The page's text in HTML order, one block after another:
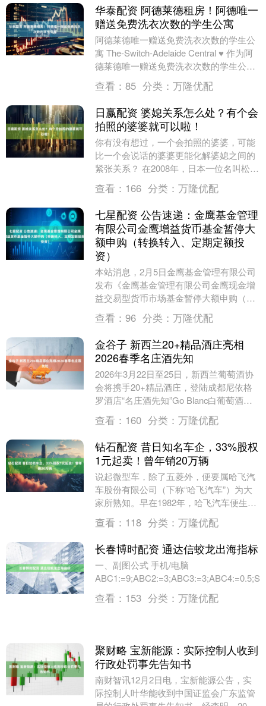
华泰配资 阿德莱德租房！阿德唯一
赠送免费洗衣次数的学生公寓
阿德莱德唯一赠送免费洗衣次数的学生公
寓 The-Switch-Adelaide Central ♥ 作为阿
德莱德唯一赠送免费洗衣次数的学生公
寓， The Swi....
查看： 85 分类： 万隆优配
日赢配资 婆媳关系怎么处？有个会
拍照的婆婆就可以啦！
你有没有想过，一个会拍照的婆婆，可能
比一个会说话的婆婆更能化解婆媳之间的
紧张关系？ 在2008年，日本一位名叫松田
美由纪的婆婆，为自己的儿媳、混血模特
太田莉菜拍....
查看： 166 分类： 万隆优配
七星配资 公告速递：金鹰基金管理
有限公司金鹰增益货币基金暂停大
额申购（转换转入、定期定额投
资）
本站消息，2月5日金鹰基金管理有限公司
发布《金鹰基金管理有限公司金鹰现金增
益交易型货币市场基金暂停大额申购（转
换转入、定期定额投资）公告》。公告中
提示，为保证本....
查看： 96 分类： 万隆优配
金谷子 新西兰20+精品酒庄亮相
2026春季名庄酒先知
2026年3月22日至25日，新西兰葡萄酒协
会将携手20+精品酒庄，登陆成都尼依格
罗酒店“名庄酒先知”Go Blanc白葡萄酒主
题展区。 这将是一次深度对话风土....
查看： 160 分类： 万隆优配
钻石配资 昔日知名车企，33%股权
1元起卖！曾年销20万辆
说起微型车，除了五菱外，便要属哈飞汽
车股份有限公司（下称“哈飞汽车”）为大
家所熟知。早在1982年，哈飞汽车便生产
出了第一辆松花江牌微型载货汽车。1994
年，公....
查看： 118 分类： 万隆优配
长春博时配资 通达信蛟龙出海指标
​一、副图公式 手机/电脑
查看： 153 分类： 万隆优配
聚财略 宝新能源：实际控制人收到
行政处罚事先告知书
南财智讯12月2日电，宝新能源公告，实
际控制人叶华能收到中国证监会广东监管